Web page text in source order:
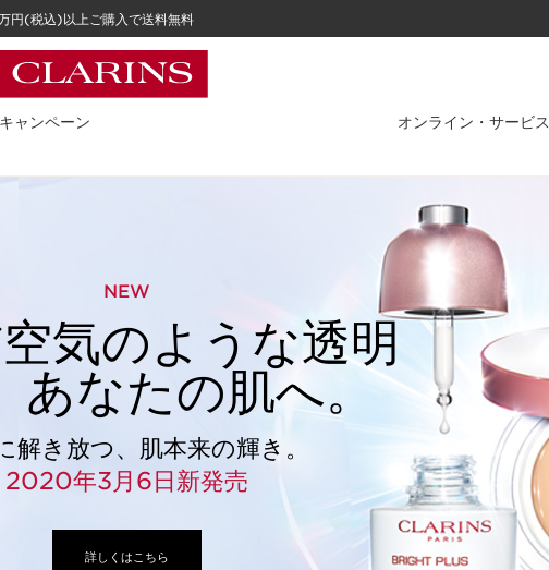
円(税込)以上ご購入で送料無料
キャンペーン オンライン・サービス
NEW
気のような透明
あなたの肌へ。
解き放つ、肌本来の輝き。
2020年3月6日新発売
詳しくはこちら